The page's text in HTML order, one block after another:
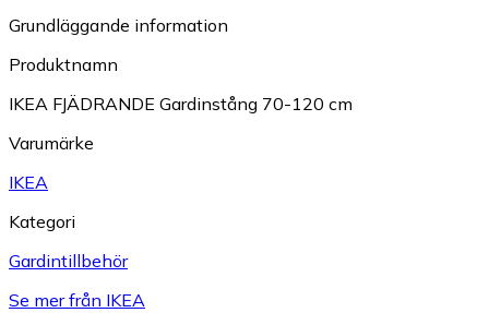
Grundläggande information
Produktnamn
IKEA FJÄDRANDE Gardinstång 70-120 cm
Varumärke
IKEA
Kategori
Gardintillbehör
Se mer från IKEA